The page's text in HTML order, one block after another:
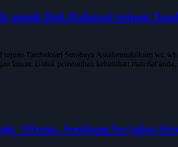
untuk Bpk.Rahmad tujuan
Tambaksari Surabaya Assalamualaikum wr.
lancar. Untuk pemenuhan kebutuhan material
Alimin, Jombang berjalan